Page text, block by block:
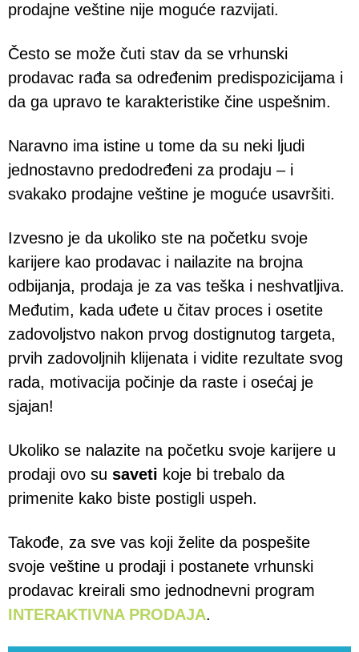
prodajne veštine nije moguće razvijati.
Često se može čuti stav da se vrhunski
prodavac rađa sa određenim predispozicijama i
da ga upravo te karakteristike čine uspešnim.
Naravno ima istine u tome da su neki ljudi
jednostavno predodređeni za prodaju – i
svakako prodajne veštine je moguće usavršiti.
Izvesno je da ukoliko ste na početku svoje
karijere kao prodavac i nailazite na brojna
odbijanja, prodaja je za vas teška i neshvatljiva.
Međutim, kada uđete u čitav proces i osetite
zadovoljstvo nakon prvog dostignutog targeta,
prvih zadovoljnih klijenata i vidite rezultate svog
rada, motivacija počinje da raste i osećaj je
sjajan!
Ukoliko se nalazite na početku svoje karijere u
prodaji ovo su saveti koje bi trebalo da
primenite kako biste postigli uspeh.
Takođe, za sve vas koji želite da pospešite
svoje veštine u prodaji i postanete vrhunski
prodavac kreirali smo jednodnevni program
INTERAKTIVNA PRODAJA.